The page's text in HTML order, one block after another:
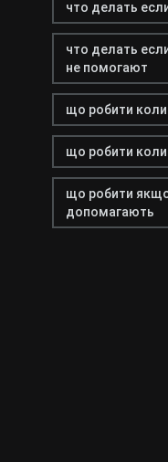
что делать
что делать
не помогают
що робити коли
що робити
що робити
допомагають